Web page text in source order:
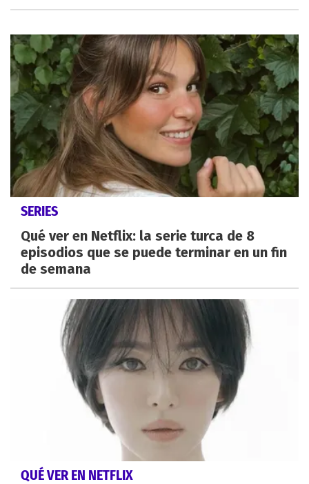
SERIES
Qué ver en Netflix: la serie turca de 8
episodios que se puede terminar en un fin
de semana
QUÉ VER EN NETFLIX